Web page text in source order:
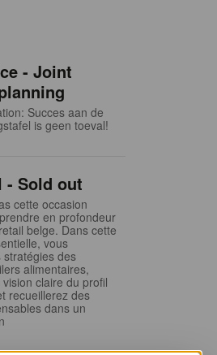
- Joint
Succes aan de
is geen toeval!
- Sold out
cette occasion
en profondeur
belge. Dans cette
vous
des
alimentaires,
claire du profil
recueillerez des
dans un